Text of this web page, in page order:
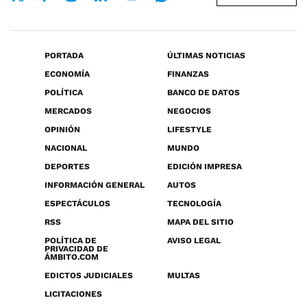
PORTADA
ÚLTIMAS NOTICIAS
ECONOMÍA
FINANZAS
POLÍTICA
BANCO DE DATOS
MERCADOS
NEGOCIOS
OPINIÓN
LIFESTYLE
NACIONAL
MUNDO
DEPORTES
EDICIÓN IMPRESA
INFORMACIÓN GENERAL
AUTOS
ESPECTÁCULOS
TECNOLOGÍA
RSS
MAPA DEL SITIO
POLÍTICA DE
PRIVACIDAD DE
ÁMBITO.COM
AVISO LEGAL
EDICTOS JUDICIALES
MULTAS
LICITACIONES